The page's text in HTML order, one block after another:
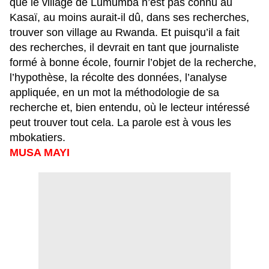
que le village de Lumumba n’est pas connu au
Kasaï, au moins aurait-il dû, dans ses recherches,
trouver son village au Rwanda. Et puisqu’il a fait
des recherches, il devrait en tant que journaliste
formé à bonne école, fournir l’objet de la recherche,
l’hypothèse, la récolte des données, l’analyse
appliquée, en un mot la méthodologie de sa
recherche et, bien entendu, où le lecteur intéressé
peut trouver tout cela. La parole est à vous les
mbokatiers.
MUSA MAYI